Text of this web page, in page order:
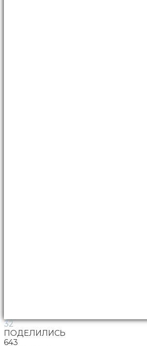
32
ПОДЕЛИЛИСЬ
643